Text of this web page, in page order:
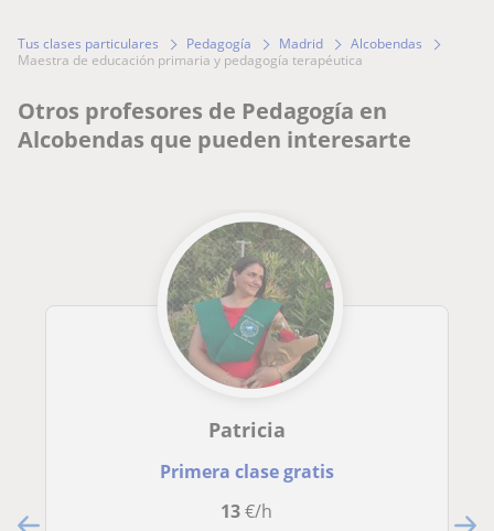
Tus clases particulares Pedagogía Madrid
Alcobendas
maestra de educación primaria y pedagogía terapéutica
Otros profesores de Pedagogía en
Alcobendas que pueden interesarte
Patricia
Primera clase gratis
13€/h